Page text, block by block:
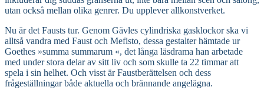
utan också mellan olika genrer. Du upplever allkonstverket.
Nu är det Fausts tur. Genom Gävles cylindriska gasklockor ska vi
alltså vandra med Faust och Mefisto, dessa gestalter hämtade ur
Goethes »summa summarum «, det långa läsdrama han arbetade
med under stora delar av sitt liv och som skulle ta 22 timmar att
spela i sin helhet. Och visst är Faustberättelsen och dess
frågeställningar både aktuella och brännande angelägna.